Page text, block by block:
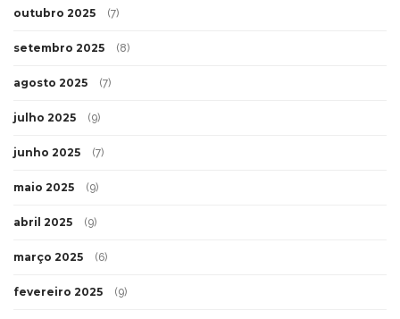
outubro 2025 (7)
setembro 2025 (8)
agosto 2025 (7)
julho 2025 (9)
junho 2025 (7)
maio 2025 (9)
abril 2025 (9)
março 2025 (6)
fevereiro 2025 (9)